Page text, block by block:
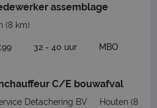
assemblage
(8 km)
32 - 40 uur MBO
C/E bouwafval
Detachering BV Houten (8